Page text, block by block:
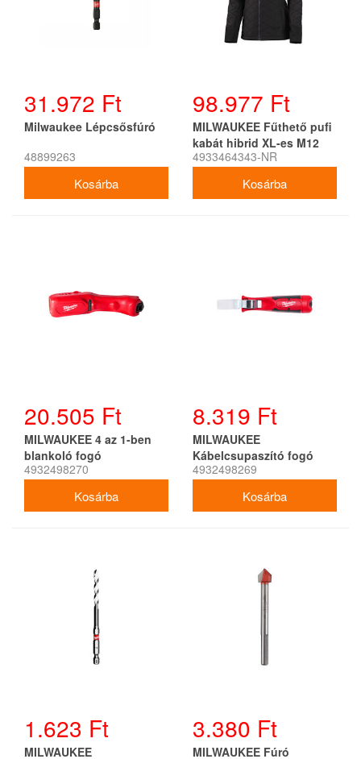
31.972 Ft
Milwaukee Lépcsősfúró
48899263
98.977 Ft
MILWAUKEE Fűthető pufi
kabát hibrid XL-es M12
HJP LADIES-201 (1 x 2,0
4933464343-NR
20.505 Ft
MILWAUKEE 4 az 1-ben
blankoló fogó
4932498270
8.319 Ft
MILWAUKEE
Kábelcsupaszító fogó
4932498269
1.623 Ft
MILWAUKEE
3.380 Ft
MILWAUKEE Fúró